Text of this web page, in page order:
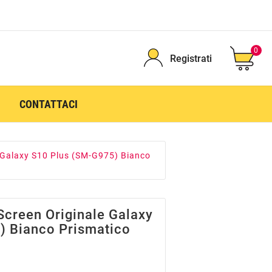
Registrati
0
CONTATTACI
S10 Plus (SM-G975) Bianco
Originale Galaxy
Bianco Prismatico